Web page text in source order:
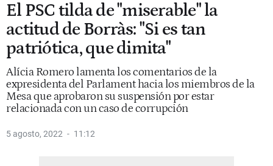
El PSC tilda de "miserable" la
actitud de Borràs: "Si es tan
patriótica, que dimita"
Alícia Romero lamenta los comentarios de la
expresidenta del Parlament hacia los miembros de la
Mesa que aprobaron su suspensión por estar
relacionada con un caso de corrupción
5 agosto, 2022 11:12